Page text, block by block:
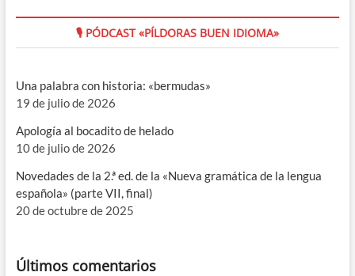
🎙 PÓDCAST «PÍLDORAS BUEN IDIOMA»
Una palabra con historia: «bermudas»
19 de julio de 2026
Apología al bocadito de helado
10 de julio de 2026
Novedades de la 2.ª ed. de la «Nueva gramática de la lengua
española» (parte VII, final)
20 de octubre de 2025
Últimos comentarios